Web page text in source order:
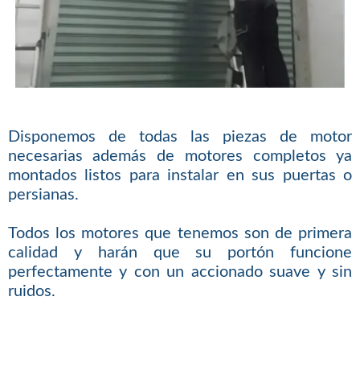
Disponemos de todas las piezas de motor
necesarias además de motores completos ya
montados listos para instalar en sus puertas o
persianas.
Todos los motores que tenemos son de primera
calidad y harán que su portón funcione
perfectamente y con un accionado suave y sin
ruidos.